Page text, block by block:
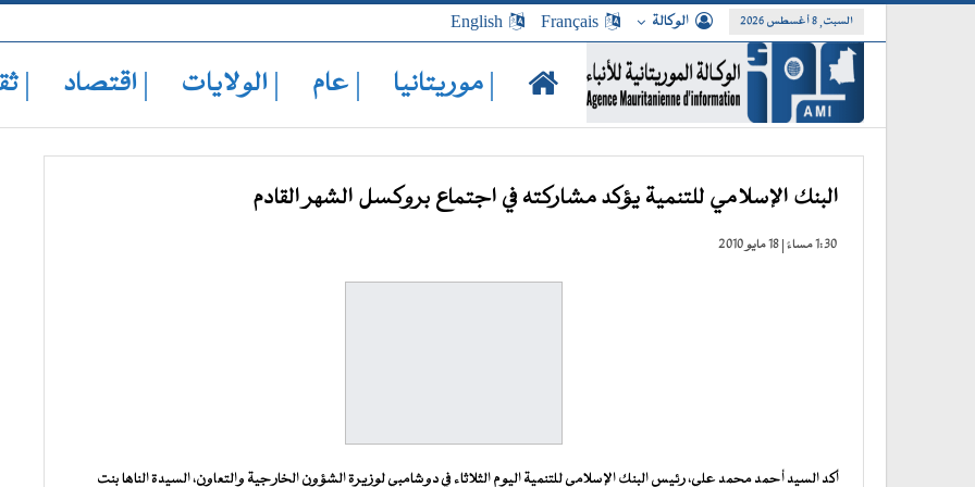
السبت, 8 أغسطس 2026 الوكالة Français
English
| موريتانيا | عام | الولايات | اقتصاد |
البنك الإسلامي للتنمية يؤكد مشاركته في اجتماع بروكسل الشهر القادم
1:30 مساءً | 18 مايو 2010
أكد السيد أحمد محمد علي، رئيس البنك الإسلامي للتنمية اليوم الثلاثاء في دوشامبي لوزيرة الشؤون الخارجية والتعاون، السيدة الناها بنت